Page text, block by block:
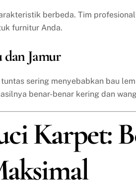
berbeda. Tim
furnitur Anda.
dan Jamur
sering menyebabkan bau
benar-benar kering dan
Karpet: